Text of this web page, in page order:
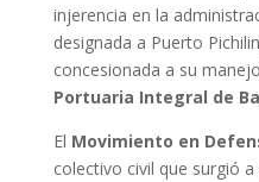
injerencia en la
designada a Puerto
concesionada a su
Portuaria Integral de
El Movimiento en
colectivo civil que surgió